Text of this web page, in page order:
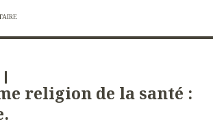
religion de la santé :